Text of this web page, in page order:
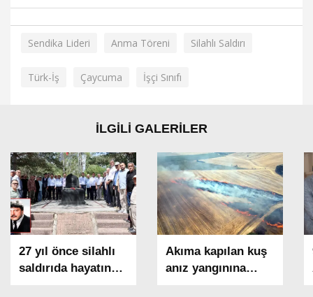
Sendika Lideri Anma Töreni Silahlı Saldırı
Türk-İş Çaycuma İşçi Sınıfı
İLGİLİ GALERİLER
27 yıl önce silahlı
saldırıda hayatın
Akıma kapılan kuş
anız yangınına